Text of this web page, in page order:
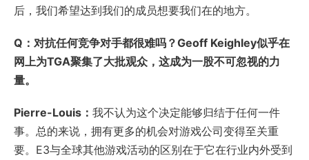
后，我们希望达到我们的成员想要我们在的地方。
Q：对抗任何竞争对手都很难吗？Geoff Keighley似乎在
网上为TGA聚集了大批观众，这成为一股不可忽视的力
量。
Pierre-Louis： 我不认为这个决定能够归结于任何一件
事。总的来说，拥有更多的机会对游戏公司变得至关重
要。E3与全球其他游戏活动的区别在于它在行业内外受到